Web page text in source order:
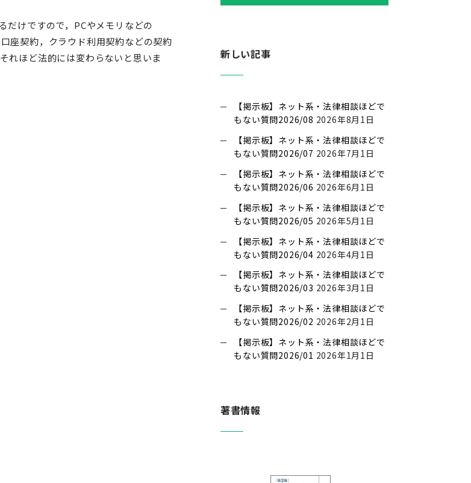
だけですので，PCやメモリなどの
座契約，クラウド利用契約などの契約
れほど法的には変わらないと思いま
新しい記事
【掲示板】ネット系・法律相談ほどで
もない質問2026/08 2026年8月1日
【掲示板】ネット系・法律相談ほどで
もない質問2026/07 2026年7月1日
【掲示板】ネット系・法律相談ほどで
もない質問2026/06 2026年6月1日
【掲示板】ネット系・法律相談ほどで
もない質問2026/05 2026年5月1日
【掲示板】ネット系・法律相談ほどで
もない質問2026/04 2026年4月1日
【掲示板】ネット系・法律相談ほどで
もない質問2026/03 2026年3月1日
【掲示板】ネット系・法律相談ほどで
もない質問2026/02 2026年2月1日
【掲示板】ネット系・法律相談ほどで
もない質問2026/01 2026年1月1日
著書情報